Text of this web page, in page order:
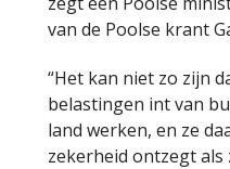
van de Poolse krant
“Het kan niet zo zijn
belastingen int van
land werken, en ze
zekerheid ontzegt als